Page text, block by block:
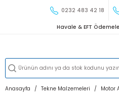
0232 483 42 18
Havale & EFT
Anasayfa Tekne Malzemeleri Motor